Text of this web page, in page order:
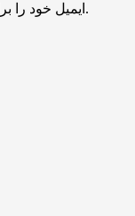
ایمیل خود را برای تنظیم مجدد رمز عبور خود را بررسی کنید.